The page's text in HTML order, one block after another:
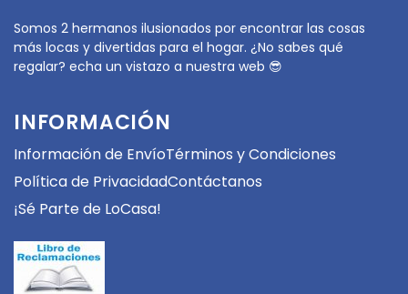
Somos 2 hermanos ilusionados por encontrar las cosas
más locas y divertidas para el hogar. ¿No sabes qué
regalar? echa un vistazo a nuestra web 😎
INFORMACIÓN
Información de EnvíoTérminos y Condiciones
Política de PrivacidadContáctanos
¡Sé Parte de LoCasa!